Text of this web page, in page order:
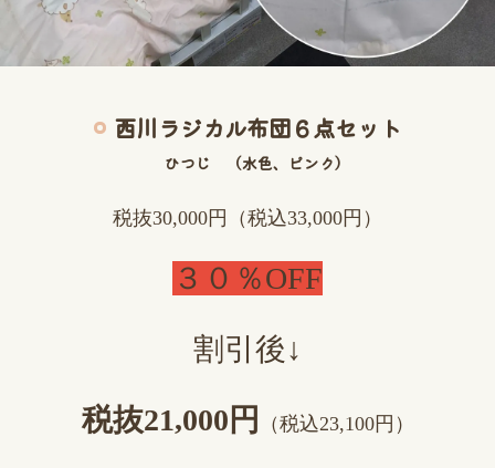
西川ラジカル布団６点セット
ひつじ （水色、ピンク）
税抜30,000円（税込33,000円）
３０％OFF
割引後↓
税抜21,000円 （税込23,100円）